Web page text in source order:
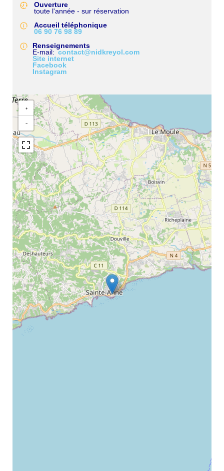
Ouverture
toute l'année - sur réservation
Accueil téléphonique
06 90 76 98 89
Renseignements
E-mail
contact@nidkreyol.com
Site internet
Facebook
Instagram
+
−